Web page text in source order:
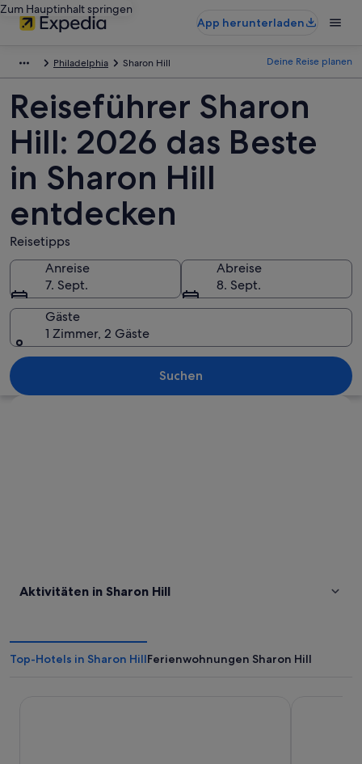
Zum Hauptinhalt springen
App herunterladen
Philadelphia Sharon Hill Deine Reise planen
Reiseführer Sharon
Hill: 2026 das Beste
in Sharon Hill
entdecken
Reisetipps
Anreise
7. Sept.
Abreise
8. Sept.
Gäste
1 Zimmer, 2 Gäste
Suchen
Aktivitäten in Sharon Hill
Top-Hotels in Sharon HillFerienwohnungen Sharon Hill